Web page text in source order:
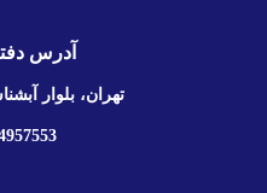
آدرس
تهران، بلوار
21 98+